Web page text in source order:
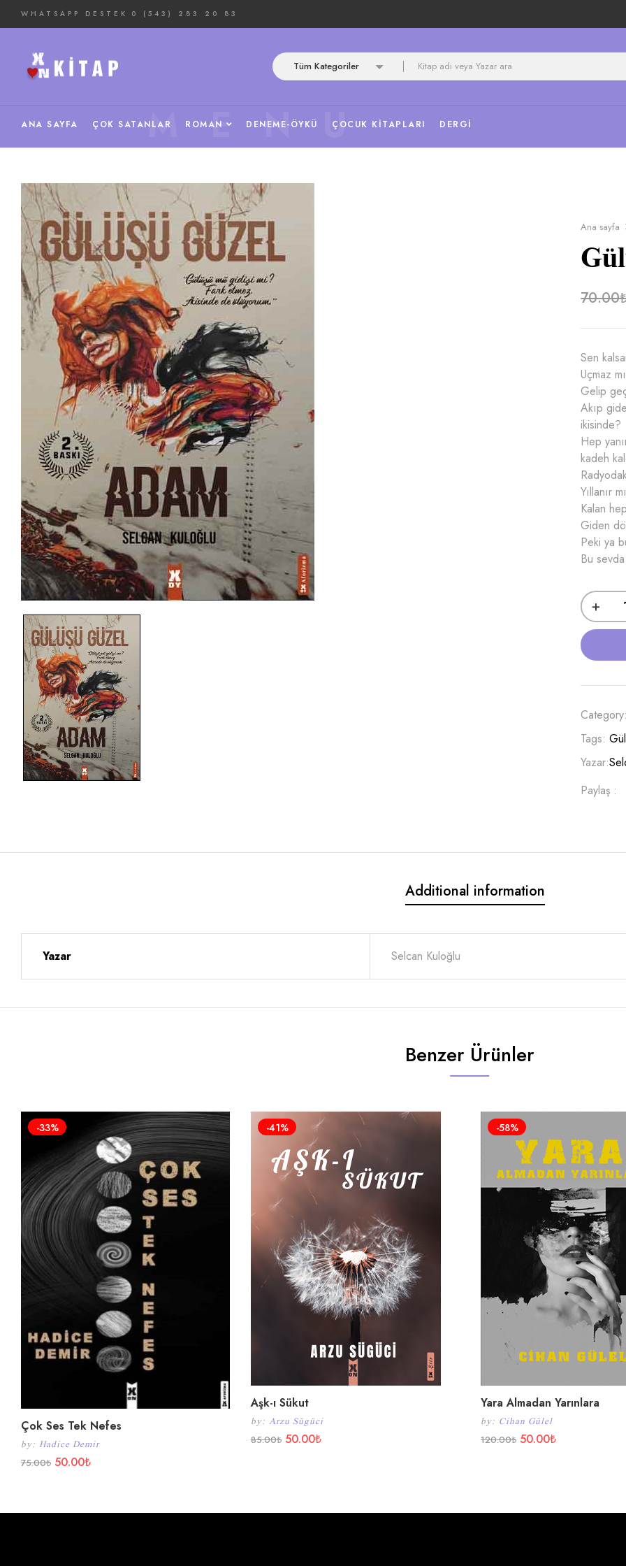
WHATSAPP DESTEK 0 (543) 283 20 83
Tüm Kategoriler
ANA SAYFA ÇOK SATANLAR ROMAN DENEME-ÖYKÜ ÇOCUK KITAPLARI DERGI
MENU
Ana sayfa
70.00
Sen
Uçmaz
Gelip
Akıp
ikisinde?
Hep
kadeh
Yıllanır
Kalan
Giden
Peki ya
Bu
Tags:
Yazar:
Paylaş :
Additional information
Yazar Selcan Kuloğlu
Benzer Ürünler
-33%
Çok Ses Tek Nefes
by: Hadice Demir
75.00₺ 50.00₺
-41%
Aşk-ı Sükut
by: Arzu Sügüci
85.00₺ 50.00₺
-58%
Yara Almadan Yarınlara
by: Cihan Gülel
120.00₺ 50.00₺